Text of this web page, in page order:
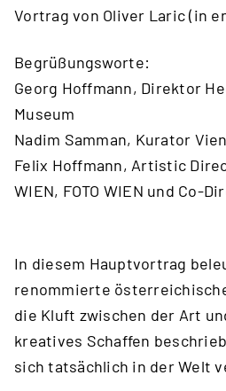
Vortrag von Oliver Laric (in
Begrüßungsworte:
Georg Hoffmann, Direktor
Museum
Nadim Samman, Kurator
Felix Hoffmann, Artistic
WIEN, FOTO WIEN und Co-
In diesem Hauptvortrag
renommierte
die Kluft zwischen der Art
kreatives Schaffen
sich tatsächlich in der Welt